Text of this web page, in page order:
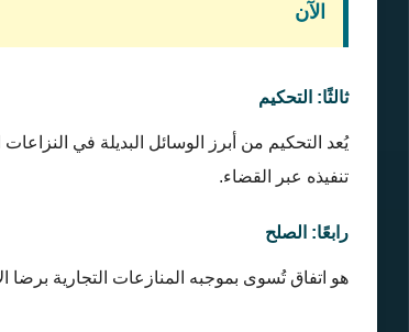
الآن
ثالثًا: التحكيم
يُعد التحكيم من أبرز الوسائل البديلة في
تنفيذه عبر القضاء.
رابعًا: الصلح
هو اتفاق تُسوى بموجبه المنازعات التجارية برضا